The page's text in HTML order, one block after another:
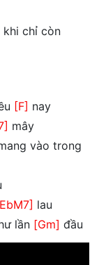
khi chỉ còn
[F] nay
mây
vào trong
lau
lần [Gm] đầu